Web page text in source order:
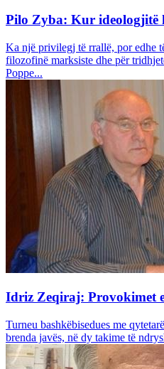
Pilo Zyba: Kur ideologjitë
Ka një privilegj të rrallë, por edhe
filozofinë marksiste dhe për
Poppe...
Idriz Zeqiraj: Provokimet
Turneu bashkëbisedues me
brenda javës, në dy takime të